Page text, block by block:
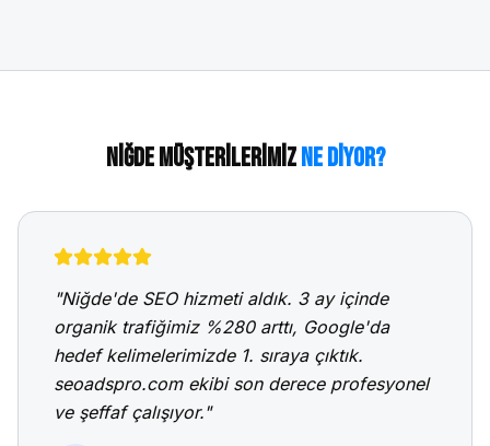
NiğdeMüşterilerimizNe Diyor?
"Niğde'de SEO hizmeti aldık. 3 ay içinde
organik trafiğimiz %280 arttı, Google'da
hedef kelimelerimizde 1. sıraya çıktık.
seoadspro.com ekibi son derece profesyonel
ve şeffaf çalışıyor."